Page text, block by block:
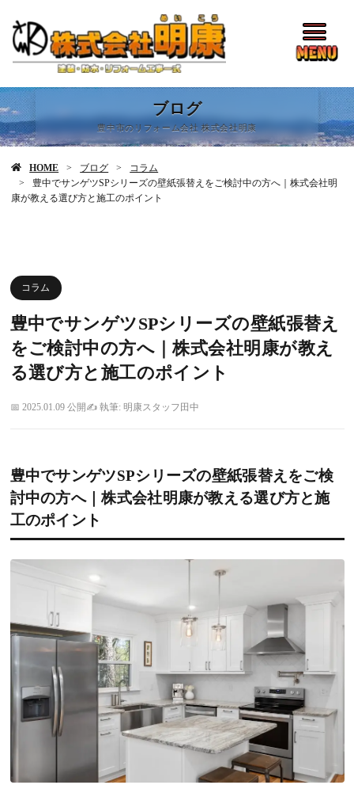
ブログ
豊中市のリフォーム会社 株式会社明康
HOME ブログ
コラム
豊中でサンゲツSPシリーズの壁紙張替えをご検討中の方へ｜株式会社明
康が教える選び方と施工のポイント
コラム
豊中でサンゲツSPシリーズの壁紙張替え
をご検討中の方へ｜株式会社明康が教え
る選び方と施工のポイント
2025.01.09 公開 執筆: 明康スタッフ田中
豊中でサンゲツSPシリーズの壁紙張替えをご検
討中の方へ｜株式会社明康が教える選び方と施
工のポイント